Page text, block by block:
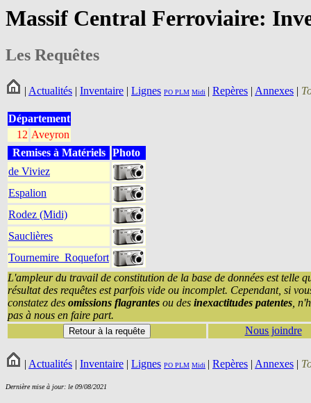
Massif Central Ferroviaire:
Les Requêtes
| Actualités | Inventaire | Lignes PO PLM Midi | Repères | Annexes |
Département
12 Aveyron
Remises à Matériels
Photo
de Viviez
Espalion
Rodez (Midi)
Sauclières
Tournemire_Roquefort
L'ampleur du travail de constitution de la base de données est telle
résultat des requêtes est parfois vide ou incomplet. Cependant, si
constatez des omissions flagrantes ou des inexactitudes patentes ,
pas à nous en faire part.
Nous joindre
| Actualités | Inventaire | Lignes PO PLM Midi | Repères | Annexes |
Dernière mise à jour: le 09/08/2021